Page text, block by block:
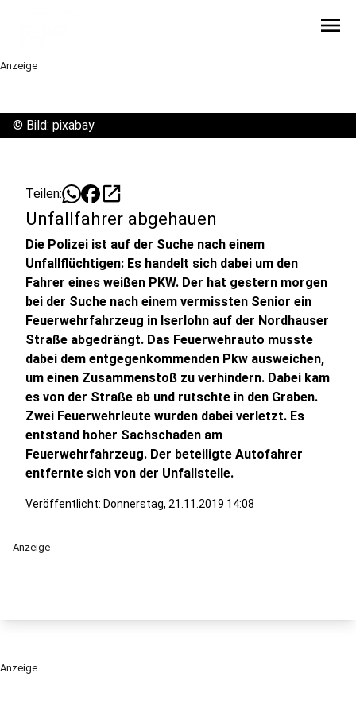
menu
Anzeige
© Bild: pixabay
Teilen: open_in_new
Unfallfahrer abgehauen
Die Polizei ist auf der Suche nach einem
Unfallflüchtigen: Es handelt sich dabei um den
Fahrer eines weißen PKW. Der hat gestern morgen
bei der Suche nach einem vermissten Senior ein
Feuerwehrfahrzeug in Iserlohn auf der Nordhauser
Straße abgedrängt. Das Feuerwehrauto musste
dabei dem entgegenkommenden Pkw ausweichen,
um einen Zusammenstoß zu verhindern. Dabei kam
es von der Straße ab und rutschte in den Graben.
Zwei Feuerwehrleute wurden dabei verletzt. Es
entstand hoher Sachschaden am
Feuerwehrfahrzeug. Der beteiligte Autofahrer
entfernte sich von der Unfallstelle.
Veröffentlicht: Donnerstag, 21.11.2019 14:08
Anzeige
Anzeige